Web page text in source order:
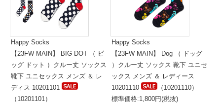
Happy Socks
【23FW MAIN】 BIG DOT （ ビ
ッグ ドット ）クルー丈 ソックス
靴下 ユニセックス メンズ ＆ レ
ディス 10201101
（10201101）
Happy Socks
【23FW MAIN】 Dog （ ドッグ
）クルー丈 ソックス 靴下 ユニセ
ックス メンズ ＆ レディース
10201110
（10201110）
標準価格:1,800円(税抜)